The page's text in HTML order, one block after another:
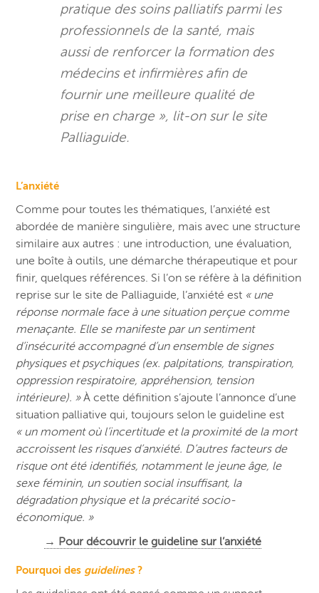
pratique des soins palliatifs parmi les
professionnels de la santé, mais
aussi de renforcer la formation des
médecins et infirmières afin de
fournir une meilleure qualité de
prise en charge », lit-on sur le site
Palliaguide.
L’anxiété
Comme pour toutes les thématiques, l’anxiété est
abordée de manière singulière, mais avec une structure
similaire aux autres : une introduction, une évaluation,
une boîte à outils, une démarche thérapeutique et pour
finir, quelques références. Si l’on se réfère à la définition
reprise sur le site de Palliaguide, l’anxiété est « une
réponse normale face à une situation perçue comme
menaçante. Elle se manifeste par un sentiment
d’insécurité accompagné d’un ensemble de signes
physiques et psychiques (ex. palpitations, transpiration,
oppression respiratoire, appréhension, tension
intérieure). »À cette définition s’ajoute l’annonce d’une
situation palliative qui, toujours selon le guideline est
« un moment où l’incertitude et la proximité de la mort
accroissent les risques d’anxiété. D’autres facteurs de
risque ont été identifiés, notamment le jeune âge, le
sexe féminin, un soutien social insuffisant, la
dégradation physique et la précarité socio-
économique. »
→ Pour découvrir le guideline sur l’anxiété
Pourquoi des guidelines?